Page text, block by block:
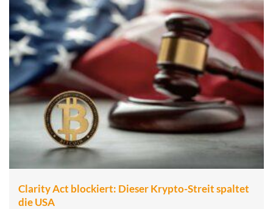
Clarity Act blockiert: Dieser Krypto-Streit spaltet
die USA